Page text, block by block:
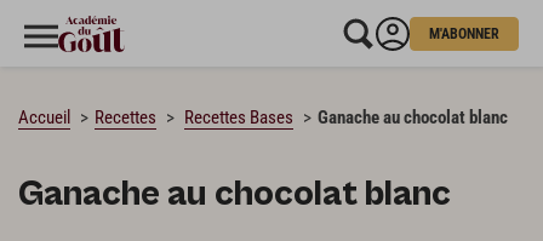
M'ABONNER
Accueil Recettes Recettes Bases Ganache au chocolat blanc
Ganache au chocolat blanc
CHARGEMENT…